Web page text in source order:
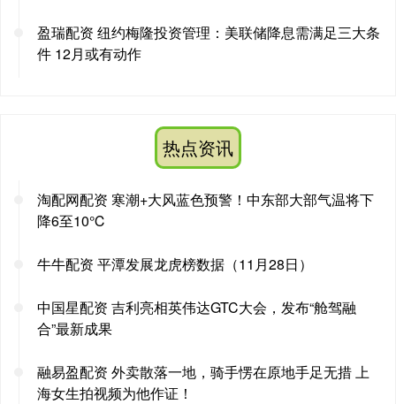
盈瑞配资 纽约梅隆投资管理：美联储降息需满足三大条
件 12月或有动作
热点资讯
淘配网配资 寒潮+大风蓝色预警！中东部大部气温将下
降6至10℃
牛牛配资 平潭发展龙虎榜数据（11月28日）
中国星配资 吉利亮相英伟达GTC大会，发布“舱驾融
合”最新成果
融易盈配资 外卖散落一地，骑手愣在原地手足无措 上
海女生拍视频为他作证！